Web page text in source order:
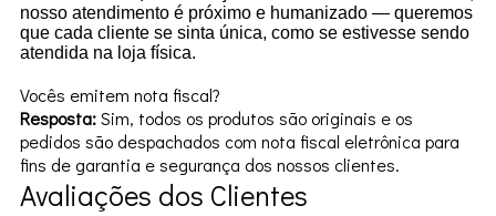
nosso atendimento é próximo e humanizado — queremos
que cada cliente se sinta única, como se estivesse sendo
atendida na loja física.
Vocês emitem nota fiscal?
Resposta:Sim, todos os produtos são originais e os
pedidos são despachados com nota fiscal eletrônica para
fins de garantia e segurança dos nossos clientes.
Avaliações dos Clientes